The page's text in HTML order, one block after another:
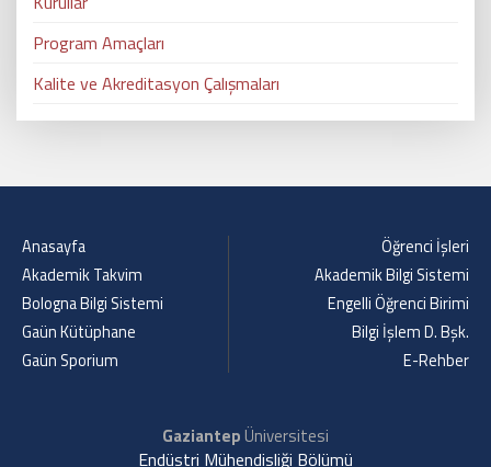
Program Amaçları
Kalite ve Akreditasyon Çalışmaları
Anasayfa
Akademik Takvim
Bologna Bilgi Sistemi
Gaün Kütüphane
Gaün Sporium
Öğrenci İşleri
Akademik Bilgi Sistemi
Engelli Öğrenci Birimi
Bilgi İşlem D. Bşk.
E-Rehber
GaziantepÜniversitesi
Endüstri Mühendisliği Bölümü